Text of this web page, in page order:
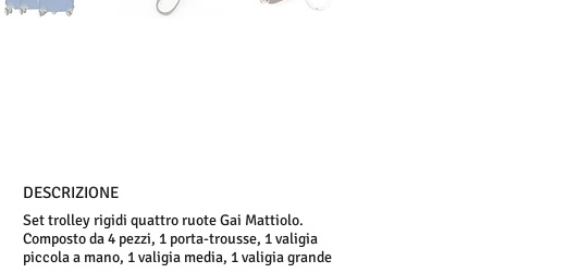
DESCRIZIONE
Set trolley rigidi quattro ruote Gai Mattiolo.
Composto da 4 pezzi, 1 porta-trousse, 1 valigia
piccola a mano, 1 valigia media, 1 valigia grande